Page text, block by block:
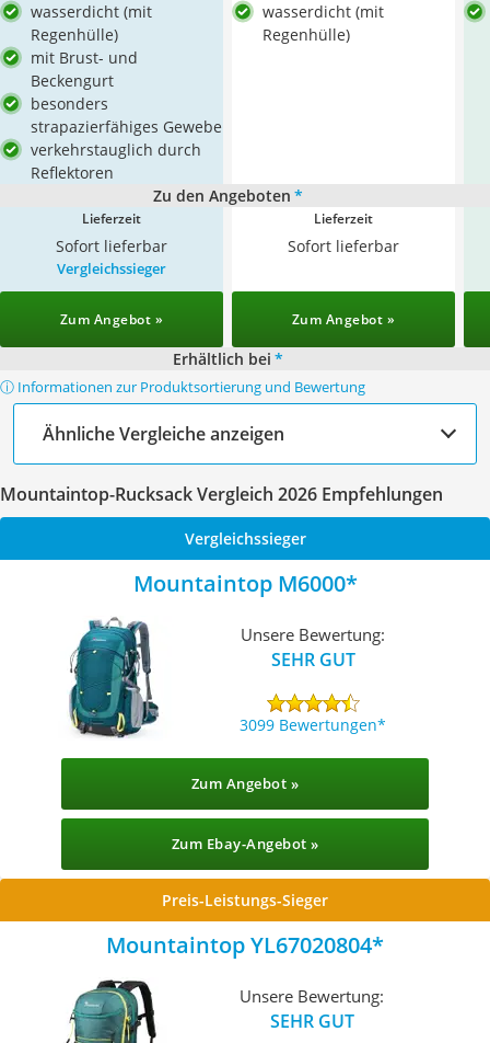
wasserdicht (mit
Regenhülle)
mit Brust- und
Beckengurt
besonders
strapazierfähiges Gewebe
verkehrstauglich durch
Reflektoren
wasserdicht (mit
Regenhülle)
Zu den Angeboten *
Lieferzeit
Sofort lieferbar
Lieferzeit
Sofort lieferbar
Vergleichssieger
Zum Angebot » Zum Angebot »
Erhältlich bei *
ⓘ Informationen zur Produktsortierung und Bewertung
Ähnliche Vergleiche anzeigen
Mountaintop-Rucksack Vergleich 2026 Empfehlungen
Vergleichssieger
Mountaintop M6000
Unsere Bewertung:
SEHR GUT
3099 Bewertungen
Zum Angebot »
Zum Ebay-Angebot »
Preis-Leistungs-Sieger
Mountaintop YL67020804
Unsere Bewertung:
SEHR GUT